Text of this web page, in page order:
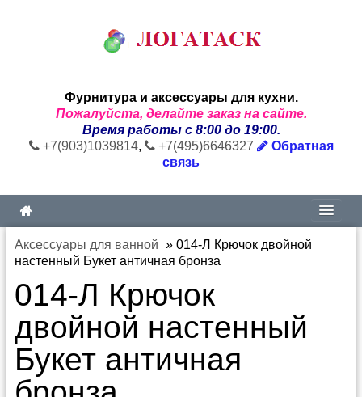
Фурнитура и аксессуары для кухни.
Пожалуйста, делайте заказ на сайте.
Время работы с 8:00 до 19:00.
+7(903)1039814, +7(495)6646327
Обратная
связь
Аксессуары для ванной » 014-Л Крючок двойной
настенный Букет античная бронза
014-Л Крючок
двойной настенный
Букет античная